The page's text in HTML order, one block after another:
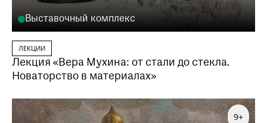
Выставочный комплекс
ЛЕКЦИИ
Лекция «Вера Мухина: от стали до стекла.
Новаторство в материалах»
9+